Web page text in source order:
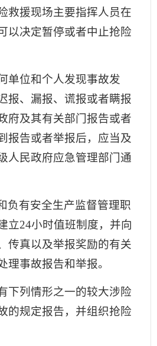
救援现场主要指挥人员在
以决定暂停或者中止抢险
单位和个人发现事故发
报、漏报、谎报或者瞒报
府及其有关部门报告或者
报告或者举报后，应当及
人民政府应急管理部门通
负有安全生产监督管理职
立24小时值班制度，并向
传真以及举报奖励的有关
理事故报告和举报。
下列情形之一的较大涉险
的规定报告，并组织抢险